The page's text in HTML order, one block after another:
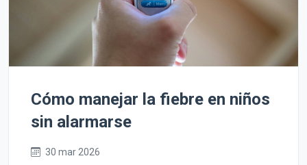
Cómo manejar la fiebre en niños
sin alarmarse
30 mar 2026